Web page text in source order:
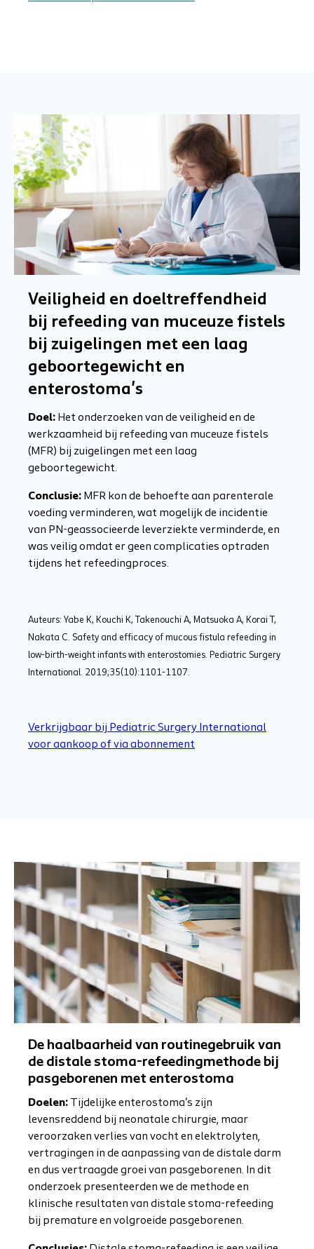
Veiligheid en doeltreffendheid
bij refeeding van muceuze fistels
bij zuigelingen met een laag
geboortegewicht en
enterostoma's
Doel: Het onderzoeken van de veiligheid en de
werkzaamheid bij refeeding van muceuze fistels
(MFR) bij zuigelingen met een laag
geboortegewicht.
Conclusie: MFR kon de behoefte aan parenterale
voeding verminderen, wat mogelijk de incidentie
van PN-geassocieerde leverziekte verminderde, en
was veilig omdat er geen complicaties optraden
tijdens het refeedingproces.
Auteurs: Yabe K, Kouchi K, Takenouchi A, Matsuoka A, Korai T,
Nakata C. Safety and efficacy of mucous fistula refeeding in
low-birth-weight infants with enterostomies. Pediatric Surgery
International. 2019;35(10):1101-1107.
Verkrijgbaar bij Pediatric Surgery International
voor aankoop of via abonnement
De haalbaarheid van routinegebruik van
de distale stoma-refeedingmethode bij
pasgeborenen met enterostoma
Doelen: Tijdelijke enterostoma's zijn
levensreddend bij neonatale chirurgie, maar
veroorzaken verlies van vocht en elektrolyten,
vertragingen in de aanpassing van de distale darm
en dus vertraagde groei van pasgeborenen. In dit
onderzoek presenteerden we de methode en
klinische resultaten van distale stoma-refeeding
bij premature en volgroeide pasgeborenen.